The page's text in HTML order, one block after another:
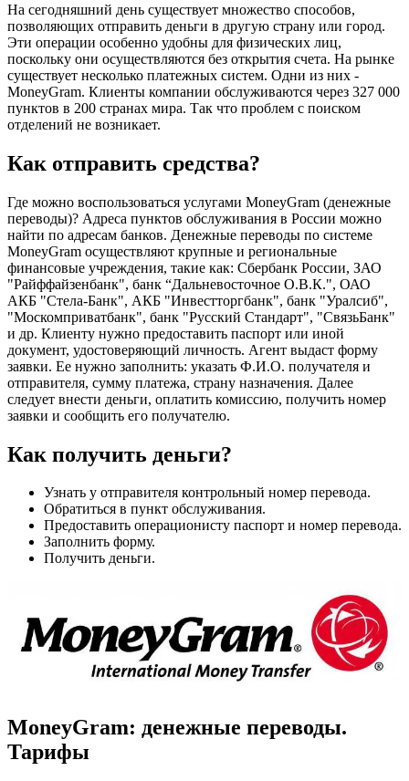
На сегодняшний день существует множество способов,
позволяющих отправить деньги в другую страну или город.
Эти операции особенно удобны для физических лиц,
поскольку они осуществляются без открытия счета. На рынке
существует несколько платежных систем. Одни из них -
MoneyGram. Клиенты компании обслуживаются через 327 000
пунктов в 200 странах мира. Так что проблем с поиском
отделений не возникает.
Как отправить средства?
Где можно воспользоваться услугами MoneyGram (денежные
переводы)? Адреса пунктов обслуживания в России можно
найти по адресам банков. Денежные переводы по системе
MoneyGram осуществляют крупные и региональные
финансовые учреждения, такие как: Сбербанк России, ЗАО
"Райффайзенбанк", банк “Дальневосточное О.В.К.", ОАО
АКБ "Стела-Банк", АКБ "Инвестторгбанк", банк "Уралсиб",
"Москомприватбанк", банк "Русский Стандарт", "СвязьБанк"
и др. Клиенту нужно предоставить паспорт или иной
документ, удостоверяющий личность. Агент выдаст форму
заявки. Ее нужно заполнить: указать Ф.И.О. получателя и
отправителя, сумму платежа, страну назначения. Далее
следует внести деньги, оплатить комиссию, получить номер
заявки и сообщить его получателю.
Как получить деньги?
Узнать у отправителя контрольный номер перевода.
Обратиться в пункт обслуживания.
Предоставить операционисту паспорт и номер перевода.
Заполнить форму.
Получить деньги.
MoneyGram: денежные переводы.
Тарифы